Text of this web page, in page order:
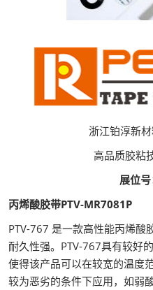
浙江铂淳新
高品质胶粘
展位
丙烯酸胶带PTV-MR7081P
PTV-767 是一款高性能丙烯酸
耐久性强。PTV-767具有较好
使得该产品可以在较宽的温度
较为恶劣的条件下应用，如弱